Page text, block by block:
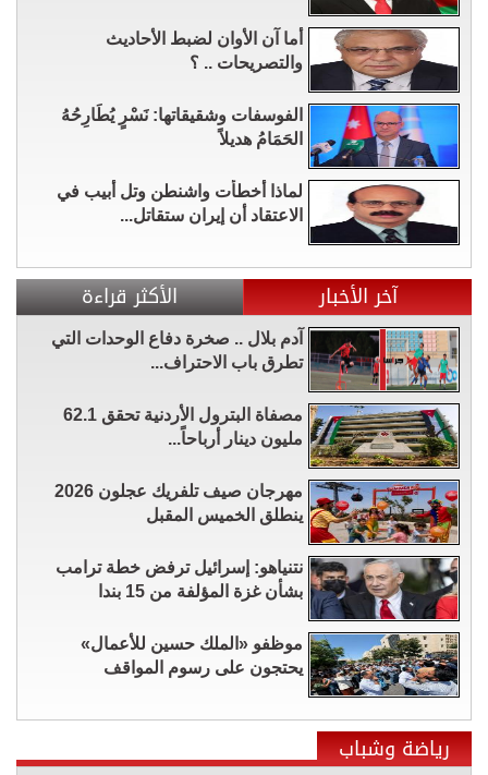
أما آن الأوان لضبط الأحاديث
والتصريحات .. ؟
الفوسفات وشقيقاتها: نَسْرٍ يُطَارِحُهُ
الحَمَامُ هديلاً
لماذا أخطأت واشنطن وتل أبيب في
الاعتقاد أن إيران ستقاتل...
آخر الأخبار الأكثر قراءة
آدم بلال .. صخرة دفاع الوحدات التي
تطرق باب الاحتراف...
مصفاة البترول الأردنية تحقق 62.1
مليون دينار أرباحاً...
مهرجان صيف تلفريك عجلون 2026
ينطلق الخميس المقبل
نتنياهو: إسرائيل ترفض خطة ترامب
بشأن غزة المؤلفة من 15 بندا
موظفو «الملك حسين للأعمال»
يحتجون على رسوم المواقف
رياضة وشباب